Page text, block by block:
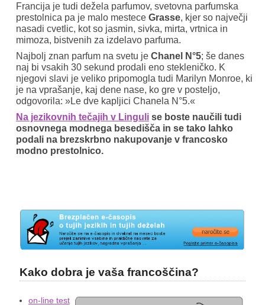
Francija je tudi dežela parfumov, svetovna parfumska
prestolnica pa je malo mestece Grasse, kjer so največji
nasadi cvetlic, kot so jasmin, sivka, mirta, vrtnica in
mimoza, bistvenih za izdelavo parfuma.
Najbolj znan parfum na svetu je Chanel N°5; še danes
naj bi vsakih 30 sekund prodali eno stekleničko. K
njegovi slavi je veliko pripomogla tudi Marilyn Monroe, ki
je na vprašanje, kaj dene nase, ko gre v posteljo,
odgovorila: »Le dve kapljici Chanela N°5.«
Na jezikovnih tečajih v Linguli se boste naučili tudi
osnovnega modnega besedišča in se tako lahko
podali na brezskrbno nakupovanje v francosko
modno prestolnico.
Kako dobra je vaša francoščina?
on-line test